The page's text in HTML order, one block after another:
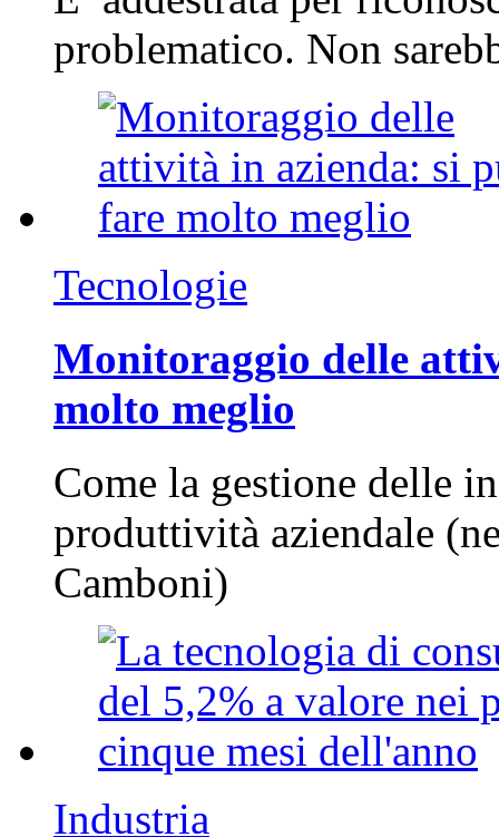
problematico. Non
Tecnologie
Monitoraggio delle
molto meglio
Come la gestione delle
produttività aziendale
Camboni)
Industria